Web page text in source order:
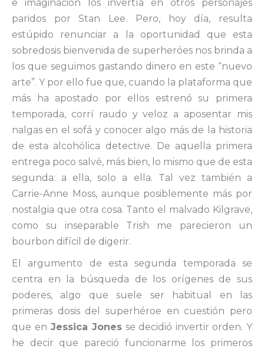
e imaginación los invertía en otros personajes
paridos por Stan Lee. Pero, hoy día, resulta
estúpido renunciar a la oportunidad que esta
sobredosis bienvenida de superheróes nos brinda a
los que seguimos gastando dinero en este “nuevo
arte”. Y por ello fue que, cuando la plataforma que
más ha apostado por ellos estrenó su primera
temporada, corrí raudo y veloz a aposentar mis
nalgas en el sofá y conocer algo más de la historia
de esta alcohólica detective. De aquella primera
entrega poco salvé, más bien, lo mismo que de esta
segunda: a ella, solo a ella. Tal vez también a
Carrie-Anne Moss, aunque posiblemente más por
nostalgia que otra cosa. Tanto el malvado Kilgrave,
como su inseparable Trish me parecieron un
bourbon difícil de digerir.
El argumento de esta segunda temporada se
centra en la búsqueda de los orígenes de sus
poderes, algo que suele ser habitual en las
primeras dosis del superhéroe en cuestión pero
que en Jessica Jonesse decidió invertir orden. Y
he decir que pareció funcionarme los primeros